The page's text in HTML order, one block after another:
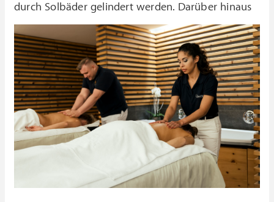
durch Solbäder gelindert werden. Darüber hinaus